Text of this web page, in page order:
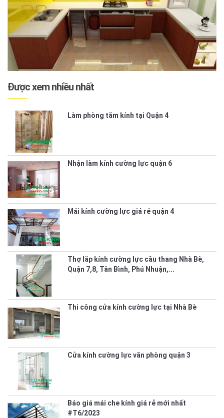
Được xem nhiều nhất
Làm phòng tắm kính tại Quận 4
Nhận làm kính cường lực quận 6
Mái kính cường lực giá rẻ quận 4
Thợ lắp kính cường lực cầu thang Nhà Bè,
Quận 7,8, Tân Bình, Phú Nhuận,...
Thi công cửa kính cường lực tại Nhà Bè
Cửa kính cường lực văn phòng quận 3
Báo giá mái che kính giá rẻ mới nhất
#T6/2023